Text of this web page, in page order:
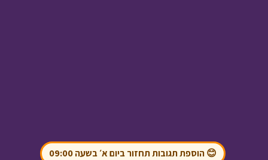
😊 הוספת תגובות תחזור ביום א׳ בשעה 09:00